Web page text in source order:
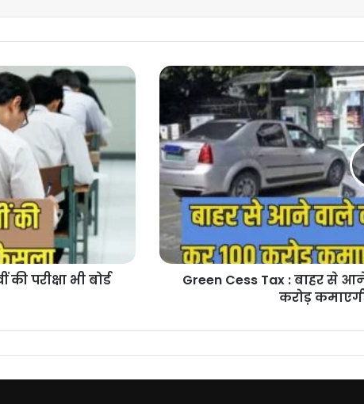
परीक्षा भी बोर्ड
Green
Cess
:
बाहर
से
आने
वाले
वाहनों
पर
टैक्स
लगा
सरकार
Green Cess Tax : बाहर से
करोड़